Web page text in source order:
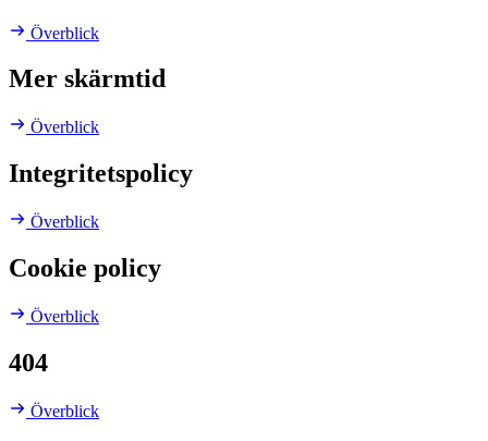
Överblick
Mer skärmtid
Överblick
Integritetspolicy
Överblick
Cookie policy
Överblick
404
Överblick